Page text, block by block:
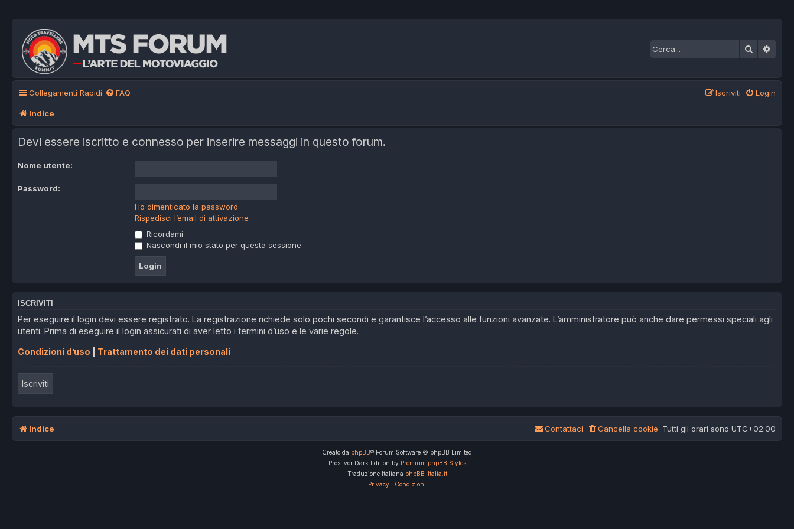
Cerca
Collegamenti Rapidi FAQ Login
Iscriviti
Indice
Devi essere iscritto e connesso per inserire messaggi in questo forum.
Nome utente:
Password:
Ho dimenticato la password
Rispedisci l’email di attivazione
Ricordami
Nascondi il mio stato per questa sessione
ISCRIVITI
Per eseguire il login devi essere registrato. La registrazione richiede solo pochi secondi e garantisce l’accesso alle funzioni avanzate. L’amministratore può anche dare permessi speciali agli
utenti. Prima di eseguire il login assicurati di aver letto i termini d’uso e le varie regole.
Condizioni d’uso Trattamento dei dati personali
Iscriviti
Indice Tutti gli orari sono UTC+02:00
Cancella cookie
Contattaci
Creato da phpBB® Forum Software © phpBB Limited
Prosilver Dark Edition by Premium phpBB Styles
Traduzione Italiana phpBB-Italia.it
Privacy
Condizioni